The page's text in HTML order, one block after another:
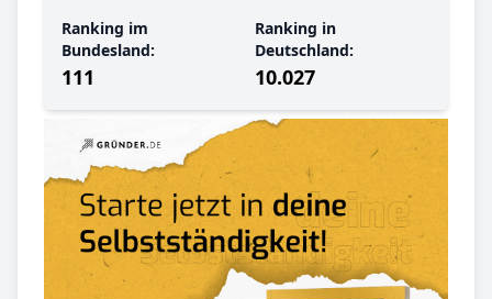
Ranking im
Bundesland:
111
Ranking in
Deutschland:
10.027